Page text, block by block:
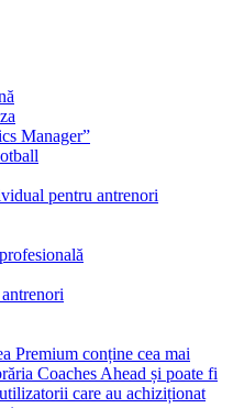
Manager”
pentru antrenori
Premium conține cea mai
Coaches Ahead și poate fi
care au achiziționat